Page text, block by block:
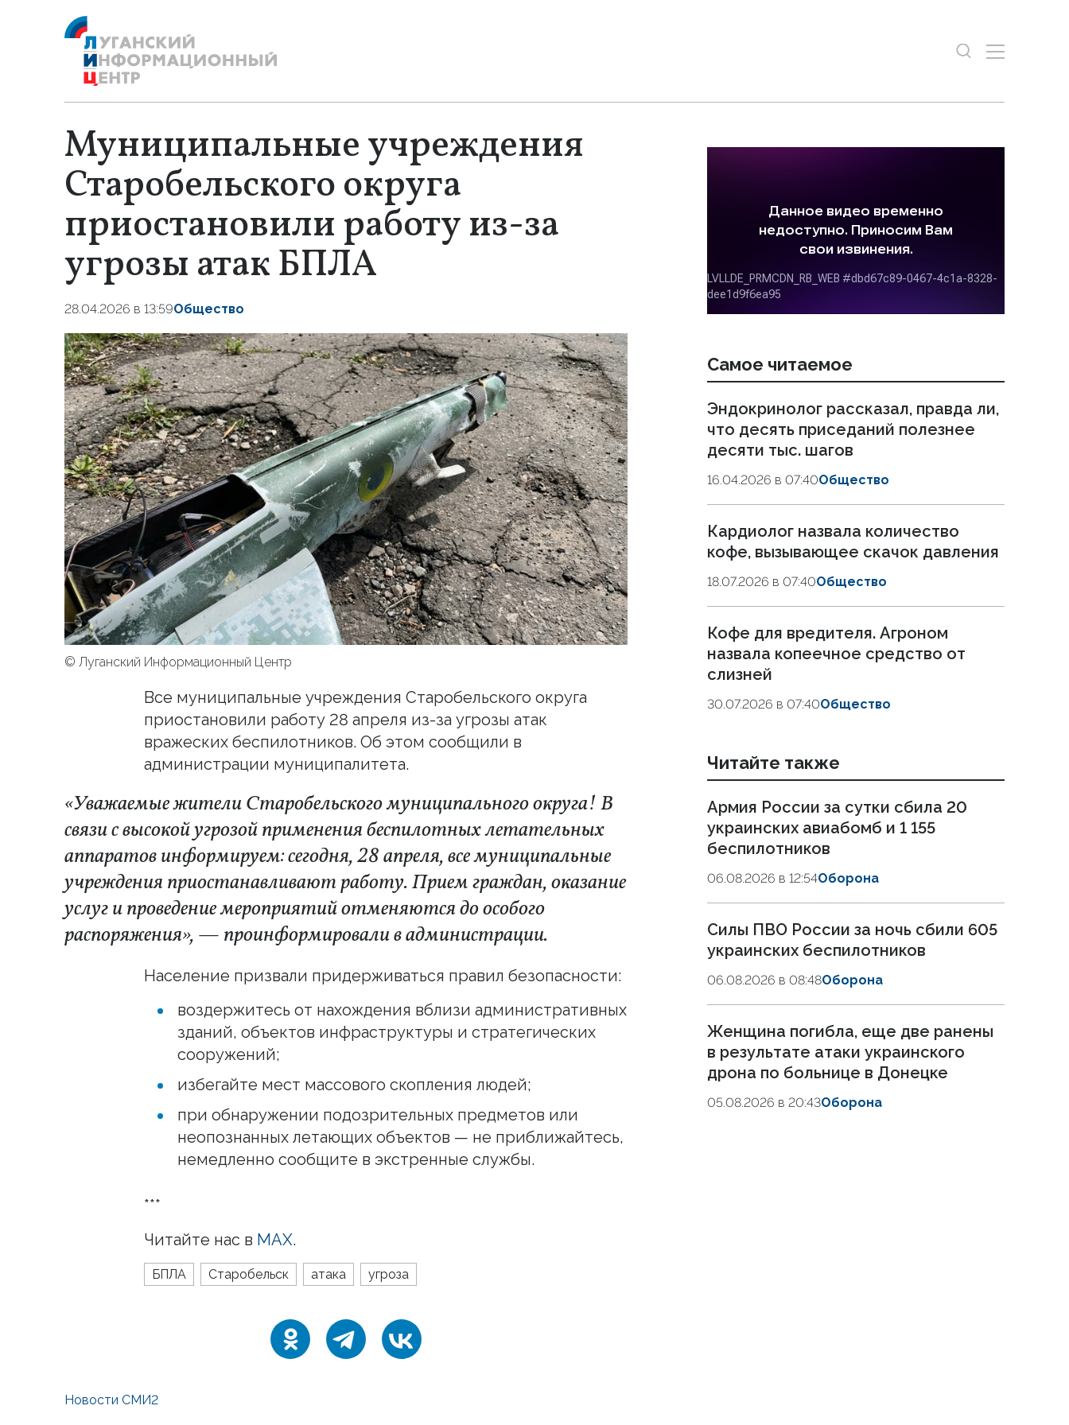
Муниципальные учреждения
Старобельского округа
приостановили работу из-за
угрозы атак БПЛА
28.04.2026 в 13:59Общество
© Луганский Информационный Центр
Все муниципальные учреждения Старобельского округа
приостановили работу 28 апреля из-за угрозы атак
вражеских беспилотников. Об этом сообщили в
администрации муниципалитета.
«Уважаемые жители Старобельского муниципального округа! В
связи с высокой угрозой применения беспилотных летательных
аппаратов информируем: сегодня, 28 апреля, все муниципальные
учреждения приостанавливают работу. Прием граждан, оказание
услуг и проведение мероприятий отменяются до особого
распоряжения», — проинформировали в администрации.
Население призвали придерживаться правил безопасности:
воздержитесь от нахождения вблизи административных
зданий, объектов инфраструктуры и стратегических
сооружений;
избегайте мест массового скопления людей;
при обнаружении подозрительных предметов или
неопознанных летающих объектов — не приближайтесь,
немедленно сообщите в экстренные службы.
***
Читайте нас в MAX.
БПЛА Старобельск атака угроза
Самое читаемое
Эндокринолог рассказал, правда ли,
что десять приседаний полезнее
десяти тыс. шагов
16.04.2026 в 07:40Общество
Кардиолог назвала количество
кофе, вызывающее скачок давления
18.07.2026 в 07:40Общество
Кофе для вредителя. Агроном
назвала копеечное средство от
слизней
30.07.2026 в 07:40Общество
Читайте также
Армия России за сутки сбила 20
украинских авиабомб и 1 155
беспилотников
06.08.2026 в 12:54Оборона
Силы ПВО России за ночь сбили 605
украинских беспилотников
06.08.2026 в 08:48Оборона
Женщина погибла, еще две ранены
в результате атаки украинского
дрона по больнице в Донецке
05.08.2026 в 20:43Оборона
Новости СМИ2